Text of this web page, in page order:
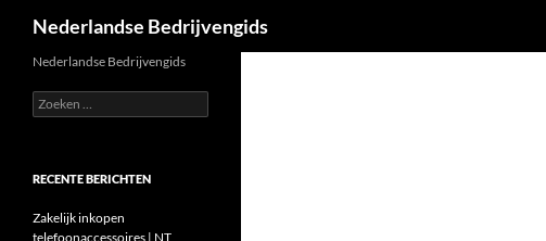
Nederlandse Bedrijvengids
Nederlandse Bedrijvengids
Zoeken
naar:
RECENTE BERICHTEN
Zakelijk inkopen
telefoonaccessoires | NT